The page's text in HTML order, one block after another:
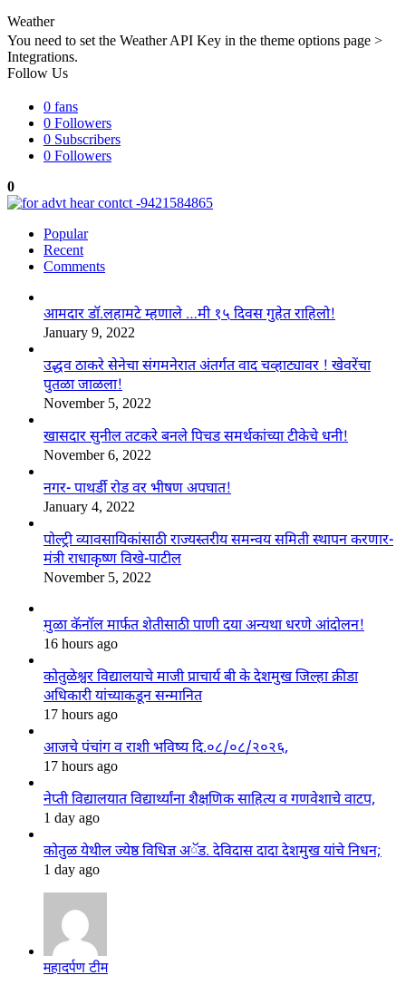
Weather
You need to set the Weather API Key in the theme options page >
Integrations.
Follow Us
0 fans
0 Followers
0 Subscribers
0 Followers
0
Popular
Recent
Comments
आमदार डॉ.लहामटे म्हणाले …मी १५ दिवस गुहेत राहिलो!
January 9, 2022
उद्धव ठाकरे सेनेचा संगमनेरात अंतर्गत वाद चव्हाट्यावर ! खेवरेंचा
पुतळा जाळला!
November 5, 2022
खासदार सुनील तटकरे बनले पिचड समर्थकांच्या टीकेचे धनी!
November 6, 2022
नगर- पाथर्डी रोड वर भीषण अपघात!
January 4, 2022
पोल्ट्री व्यावसायिकांसाठी राज्यस्तरीय समन्वय समिती स्थापन करणार-
मंत्री राधाकृष्ण विखे-पाटील
November 5, 2022
मुळा कॅनॉल मार्फत शेतीसाठी पाणी दया अन्यथा धरणे आंदोलन!
16 hours ago
कोतुळेश्वर विद्यालयाचे माजी प्राचार्य बी के देशमुख जिल्हा क्रीडा
अधिकारी यांच्याकडून सन्मानित
17 hours ago
आजचे पंचांग व राशी भविष्य दि.०८/०८/२०२६,
17 hours ago
नेप्ती विद्यालयात विद्यार्थ्यांना शैक्षणिक साहित्य व गणवेशाचे वाटप,
1 day ago
कोतुळ येथील ज्येष्ठ विधिज्ञ अॅड. देविदास दादा देशमुख यांचे निधन;
1 day ago
महादर्पण टीम